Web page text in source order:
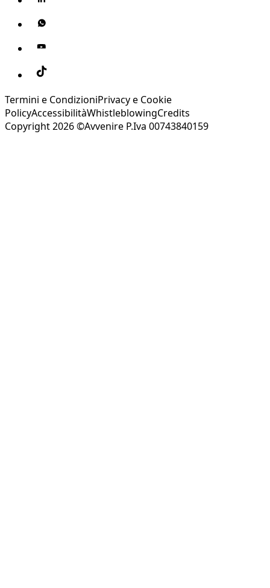
Termini e CondizioniPrivacy e Cookie
PolicyAccessibilitàWhistleblowingCredits
Copyright 2026 ©Avvenire P.Iva 00743840159